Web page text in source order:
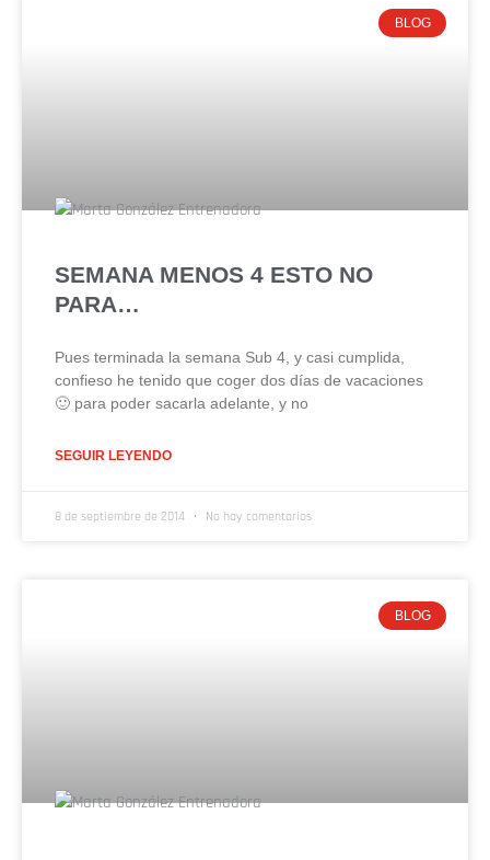
BLOG
SEMANA MENOS 4 ESTO NO
PARA…
Pues terminada la semana Sub 4, y casi cumplida,
confieso he tenido que coger dos días de vacaciones
🙂 para poder sacarla adelante, y no
SEGUIR LEYENDO
8 de septiembre de 2014 No hay comentarios
BLOG